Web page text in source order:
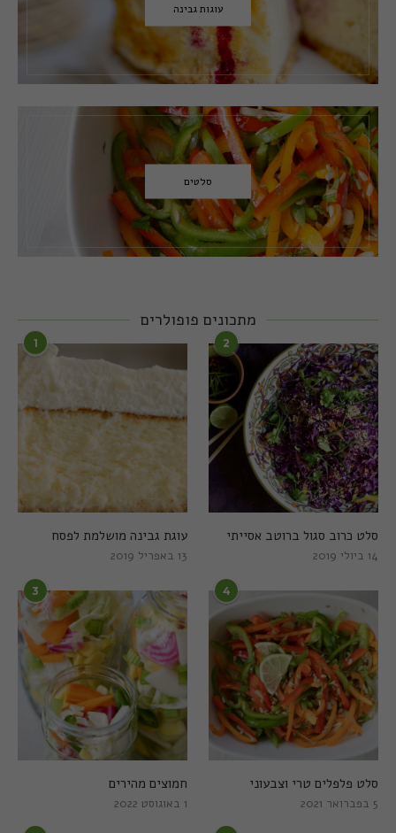
עוגות גבינה
סלטים
מתכונים פופולרים
1
עוגת גבינה מושלמת לפסח
13 באפריל 2019
2
סלט כרוב סגול ברוטב אסייתי
14 ביולי 2019
3
חמוצים מהירים
1 באוגוסט 2022
4
סלט פלפלים טרי וצבעוני
5 בפברואר 2021